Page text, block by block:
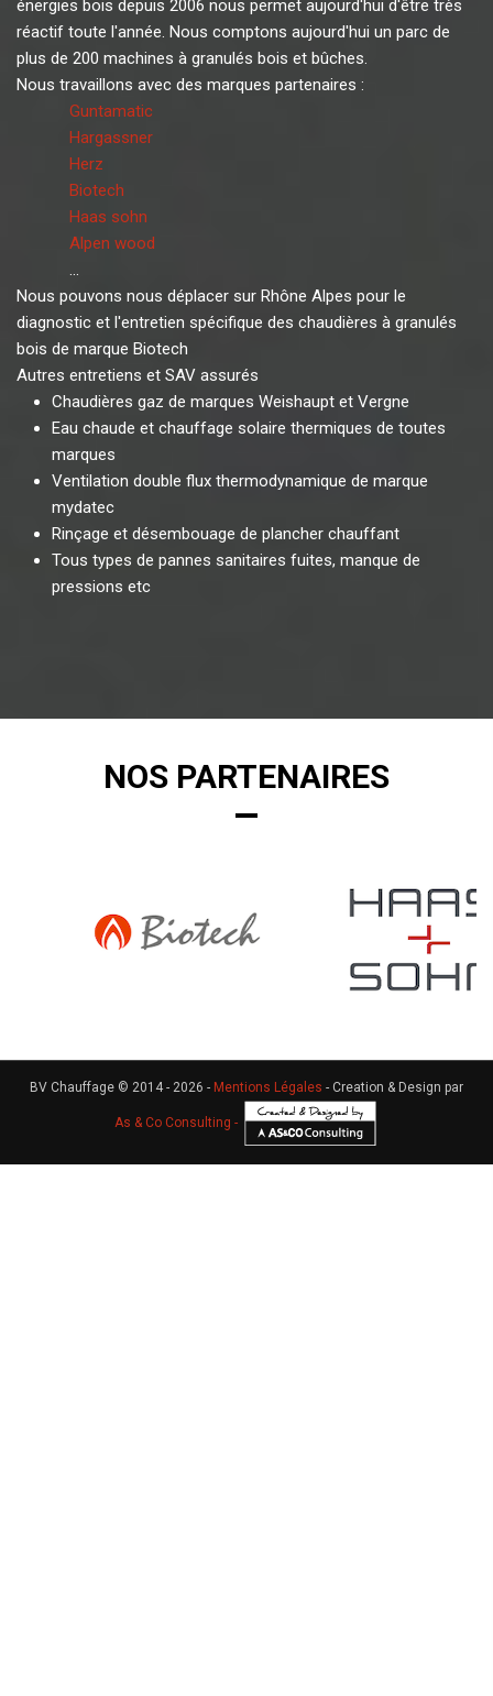
énergies bois depuis 2006 nous permet aujourd'hui d'être très
réactif toute l'année. Nous comptons aujourd'hui un parc de
plus de 200 machines à granulés bois et bûches.
Nous travaillons avec des marques partenaires :
Guntamatic
Hargassner
Herz
Biotech
Haas sohn
Alpen wood
...
Nous pouvons nous déplacer sur Rhône Alpes pour le
diagnostic et l'entretien spécifique des chaudières à granulés
bois de marque Biotech
Autres entretiens et SAV assurés
Chaudières gaz de marques Weishaupt et Vergne
Eau chaude et chauffage solaire thermiques de toutes
marques
Ventilation double flux thermodynamique de marque
mydatec
Rinçage et désembouage de plancher chauffant
Tous types de pannes sanitaires fuites, manque de
pressions etc
NOS PARTENAIRES
BV Chauffage © 2014 - 2026 - Mentions Légales - Creation & Design par
As & Co Consulting -